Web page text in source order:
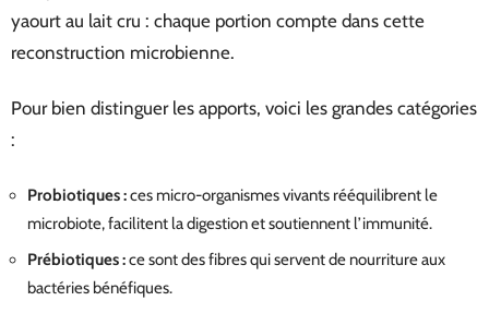
yaourt au lait cru : chaque portion compte dans cette
reconstruction microbienne.
Pour bien distinguer les apports, voici les grandes catégories
:
Probiotiques :ces micro-organismes vivants rééquilibrent le
microbiote, facilitent la digestion et soutiennent l’immunité.
Prébiotiques :ce sont des fibres qui servent de nourriture aux
bactéries bénéfiques.